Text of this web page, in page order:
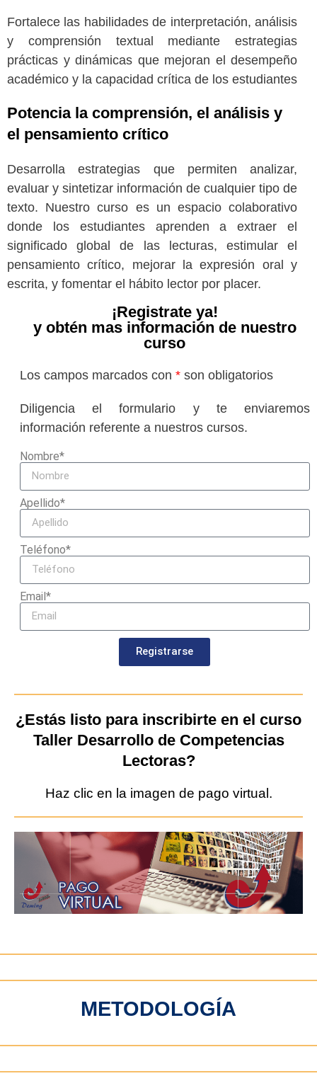
Fortalece las habilidades de interpretación, análisis
y comprensión textual mediante estrategias
prácticas y dinámicas que mejoran el desempeño
académico y la capacidad crítica de los estudiantes
Potencia la comprensión, el análisis y
el pensamiento crítico
Desarrolla estrategias que permiten analizar,
evaluar y sintetizar información de cualquier tipo de
texto. Nuestro curso es un espacio colaborativo
donde los estudiantes aprenden a extraer el
significado global de las lecturas, estimular el
pensamiento crítico, mejorar la expresión oral y
escrita, y fomentar el hábito lector por placer.
¡Registrate ya!
y obtén mas información de nuestro
curso
Los campos marcados con *son obligatorios
Diligencia el formulario y te enviaremos
información referente a nuestros cursos.
Nombre*
Apellido*
Teléfono*
Email*
Registrarse
¿Estás listo para inscribirte en el curso
Taller Desarrollo de Competencias
Lectoras?
Haz clic en la imagen de pago virtual.
METODOLOGÍA